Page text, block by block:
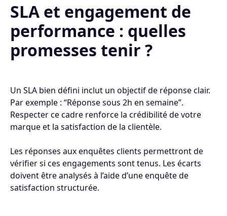
SLA et engagement de
performance : quelles
promesses tenir ?
Un SLA bien défini inclut un objectif de réponse clair.
Par exemple : “Réponse sous 2h en semaine”.
Respecter ce cadre renforce la crédibilité de votre
marque et la satisfaction de la clientèle.
Les réponses aux enquêtes clients permettront de
vérifier si ces engagements sont tenus. Les écarts
doivent être analysés à l’aide d’une enquête de
satisfaction structurée.